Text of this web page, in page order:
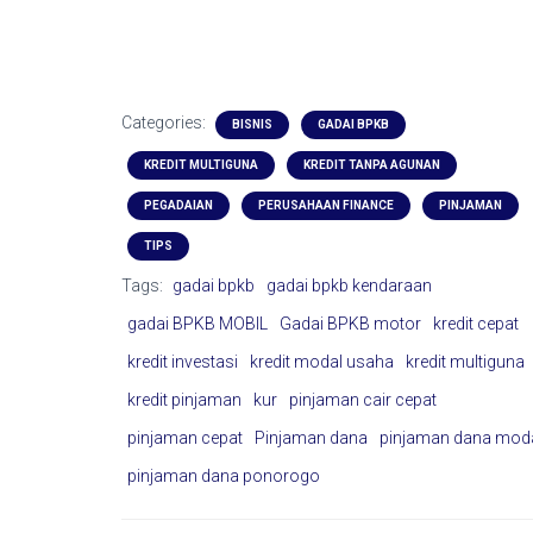
Categories: BISNIS GADAI BPKB
KREDIT MULTIGUNA KREDIT TANPA AGUNAN
PEGADAIAN PERUSAHAAN FINANCE PINJAMAN
TIPS
Tags: gadai bpkb
gadai bpkb kendaraan
gadai BPKB MOBIL
Gadai BPKB motor
kredit cepat
kredit investasi
kredit modal usaha
kredit multiguna
kredit pinjaman
kur
pinjaman cair cepat
pinjaman cepat
Pinjaman dana
pinjaman dana
pinjaman dana ponorogo